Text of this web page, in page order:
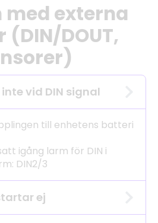
med externa
(DIN/DOUT,
vid DIN signal
till enhetens batteri
igång larm för DIN i
DIN2/3
ej